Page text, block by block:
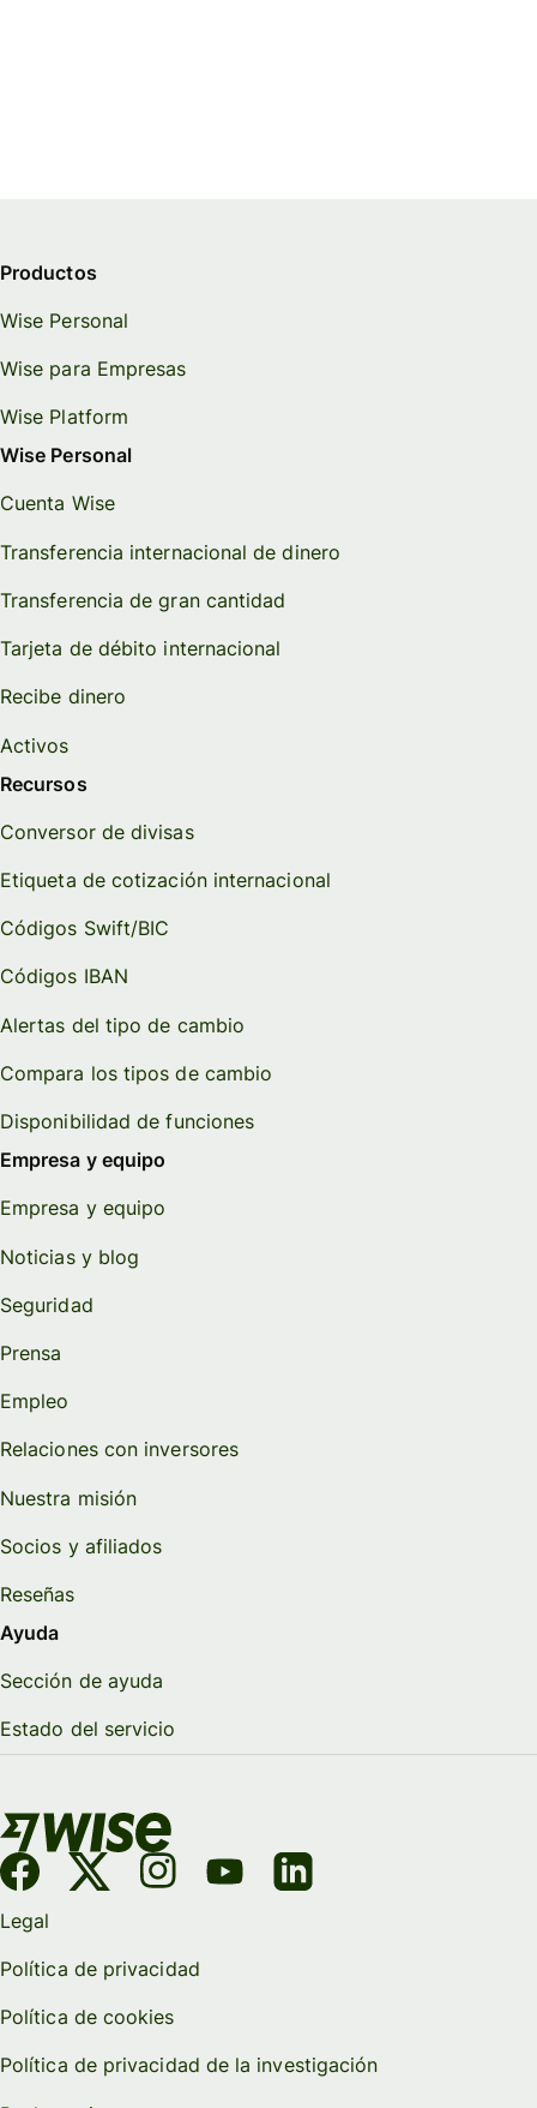
Productos
Wise Personal
Wise para Empresas
Wise Platform
Wise Personal
Cuenta Wise
Transferencia internacional de dinero
Transferencia de gran cantidad
Tarjeta de débito internacional
Recibe dinero
Activos
Recursos
Conversor de divisas
Etiqueta de cotización internacional
Códigos Swift/BIC
Códigos IBAN
Alertas del tipo de cambio
Compara los tipos de cambio
Disponibilidad de funciones
Empresa y equipo
Empresa y equipo
Noticias y blog
Seguridad
Prensa
Empleo
Relaciones con inversores
Nuestra misión
Socios y afiliados
Reseñas
Ayuda
Sección de ayuda
Estado del servicio
Legal
Política de privacidad
Política de cookies
Política de privacidad de la investigación